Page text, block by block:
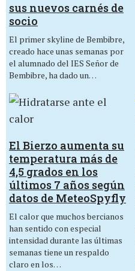
sus nuevos carnés de
socio
El primer skyline de Bembibre,
creado hace unas semanas por
el alumnado del IES Señor de
Bembibre, ha dado un…
El Bierzo aumenta su
temperatura más de
4,5 grados en los
últimos 7 años según
datos de MeteoSpyfly
El calor que muchos bercianos
han sentido con especial
intensidad durante las últimas
semanas tiene un respaldo
claro en los…